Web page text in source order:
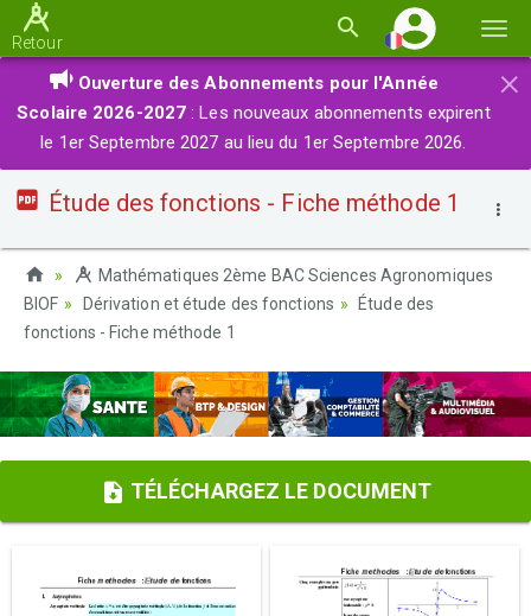
la
Retour
×
Ouverture des Abonnements pour l'Année
Scolaire 2026-2027 : Les nouveaux abonnements expirent
le 1er Septembre 2027 au lieu du 1er Septembre 2026.
Étude des fonctions - Fiche méthode 1
Mathématiques 2ème BAC Sciences Agronomiques
BIOF
Dérivation et étude des fonctions
Étude des
fonctions - Fiche méthode 1
TÉLÉCHARGEZ LE DOCUMENT